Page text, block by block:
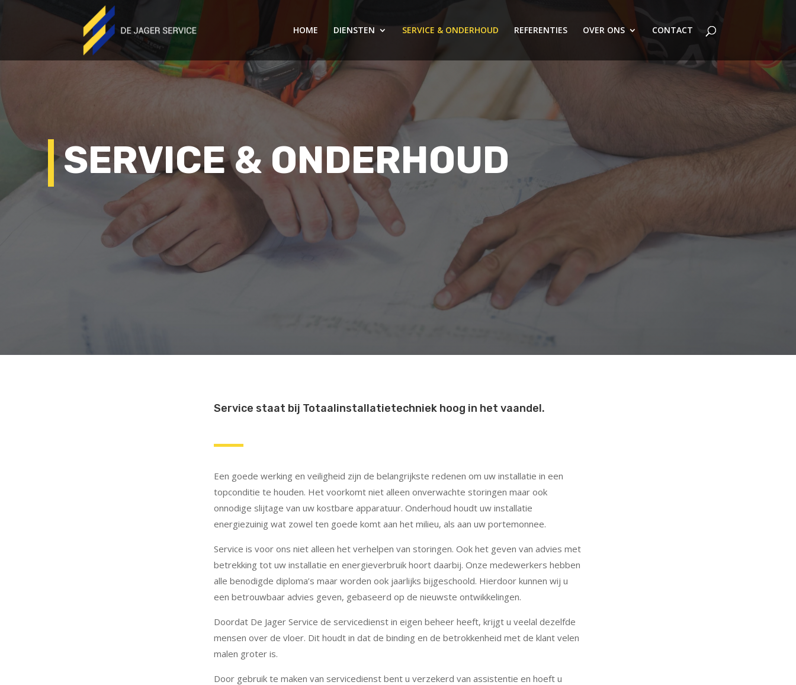
HOME DIENSTEN SERVICE & ONDERHOUD REFERENTIES OVER ONS CONTACT
SERVICE & ONDERHOUD
Service staat bij Totaalinstallatietechniek hoog in het vaandel.
Een goede werking en veiligheid zijn de belangrijkste redenen om uw installatie in een
topconditie te houden. Het voorkomt niet alleen onverwachte storingen maar ook
onnodige slijtage van uw kostbare apparatuur. Onderhoud houdt uw installatie
energiezuinig wat zowel ten goede komt aan het milieu, als aan uw portemonnee.
Service is voor ons niet alleen het verhelpen van storingen. Ook het geven van advies met
betrekking tot uw installatie en energieverbruik hoort daarbij. Onze medewerkers hebben
alle benodigde diploma’s maar worden ook jaarlijks bijgeschoold. Hierdoor kunnen wij u
een betrouwbaar advies geven, gebaseerd op de nieuwste ontwikkelingen.
Doordat De Jager Service de servicedienst in eigen beheer heeft, krijgt u veelal dezelfde
mensen over de vloer. Dit houdt in dat de binding en de betrokkenheid met de klant velen
malen groter is.
Door gebruik te maken van servicedienst bent u verzekerd van assistentie en hoeft u